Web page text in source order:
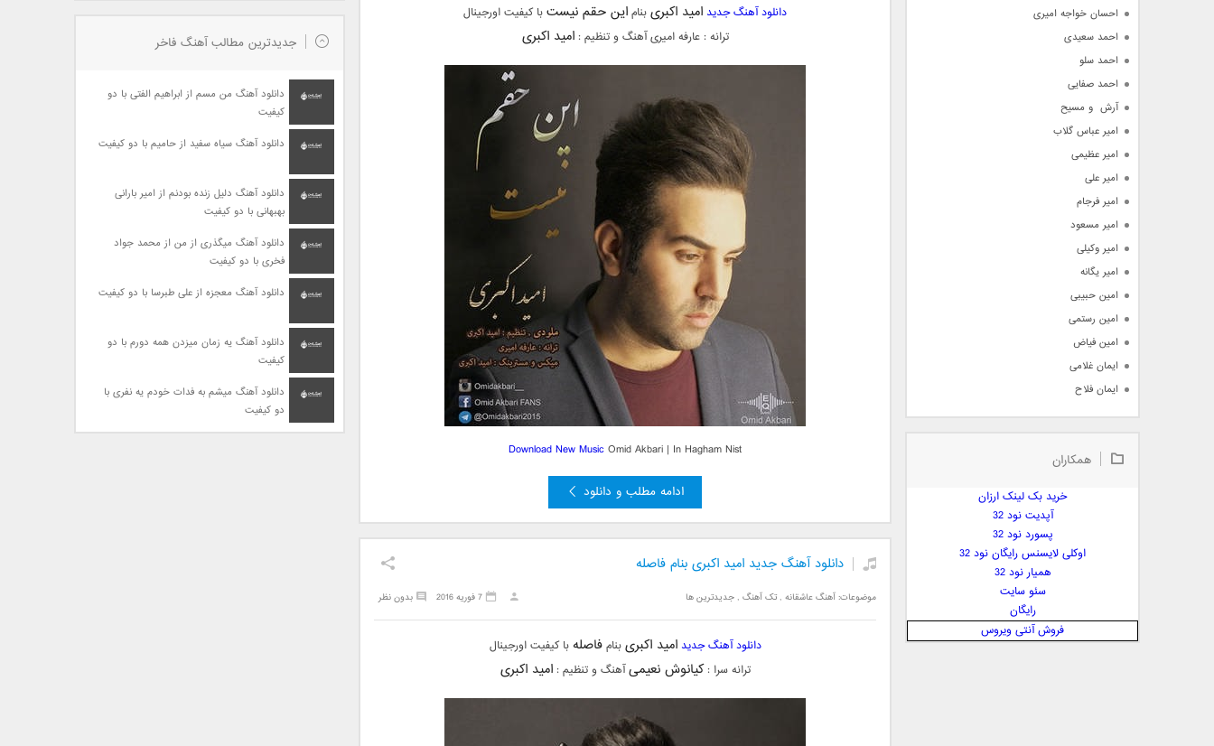
دانلود آهنگ جدید امید اکبریبناماین حقم نیستبا کیفیت اورجینال
ترانه : عارفه امیری آهنگ و تنظیم :امید اکبری
Download New MusicOmid Akbari | In Hagham Nist
ادامه مطلب و دانلود
دانلود آهنگ جدید امید اکبری بنام فاصله
موضوعات:آهنگ عاشقانه ,تک آهنگ ,جدیدترین ها بدون نظر 7 فوریه 2016
دانلود آهنگ جدید امید اکبریبنامفاصله با کیفیت اورجینال
ترانه سرا :کیانوش نعیمیآهنگ و تنظیم :امید اکبری
جدیدترین مطالب آهنگ فاخر
دانلود آهنگ من مسم از ابراهیم الفتی با دو
کیفیت
دانلود آهنگ سیاه سفید از حامیم با دو کیفیت
دانلود آهنگ دلیل زنده بودنم از امیر بارانی
بهبهانی با دو کیفیت
دانلود آهنگ میگذری از من از محمد جواد
فخری با دو کیفیت
دانلود آهنگ معجزه از علی طبرسا با دو کیفیت
دانلود آهنگ یه زمان میزدن همه دورم با دو
کیفیت
دانلود آهنگ میشم به فدات خودم یه نفری با
دو کیفیت
احسان خواجه امیری
احمد سعیدی
احمد سلو
احمد صفایی
آرش  و مسیح
امیر عباس گلاب
امیر عظیمی
امیر علی
امیر فرجام
امیر مسعود
امیر وکیلی
امیر یگانه
امین حبیبی
امین رستمی
امین فیاض
ایمان غلامی
ایمان فلاح
بابک جهانبخش
بابک مافی
بهنام صفوی
پارسا چیلیک
همکاران
خرید بک لینک ارزان
آپدیت نود 32
پسورد نود 32
اوکلی لایسنس رایگان نود 32
همیار نود 32
سئو سایت
رایگان
فروش آنتی ویروس